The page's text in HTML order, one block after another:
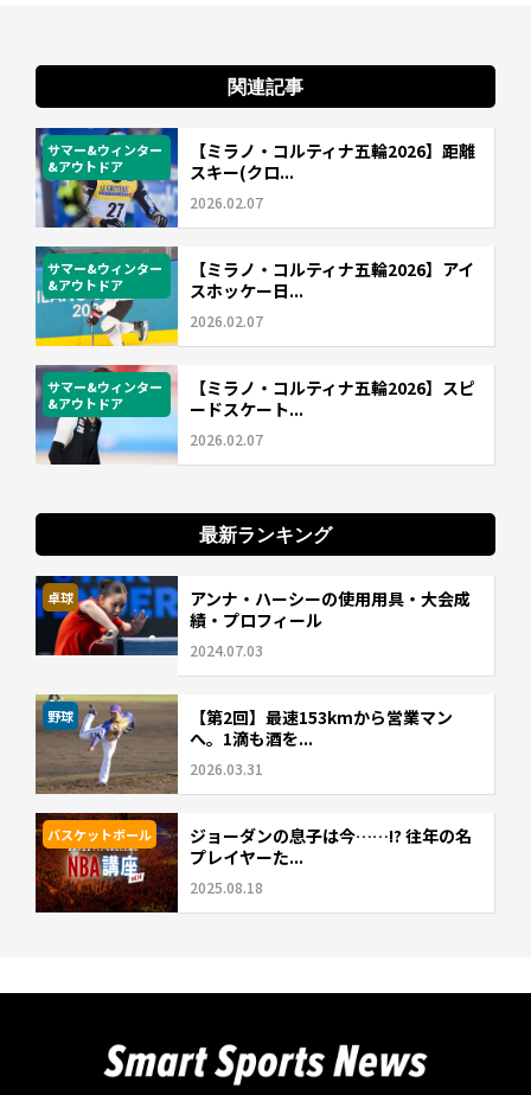
関連記事
サマー&ウィンター
&アウトドア
【ミラノ・コルティナ五輪2026】距離
スキー(クロ...
2026.02.07
サマー&ウィンター
&アウトドア
【ミラノ・コルティナ五輪2026】アイ
スホッケー日...
2026.02.07
サマー&ウィンター
&アウトドア
【ミラノ・コルティナ五輪2026】スピ
ードスケート...
2026.02.07
最新ランキング
卓球
アンナ・ハーシーの使用用具・大会成
績・プロフィール
2024.07.03
野球
【第2回】最速153kmから営業マン
へ。1滴も酒を...
2026.03.31
バスケットボール
ジョーダンの息子は今……!? 往年の名
プレイヤーた...
2025.08.18